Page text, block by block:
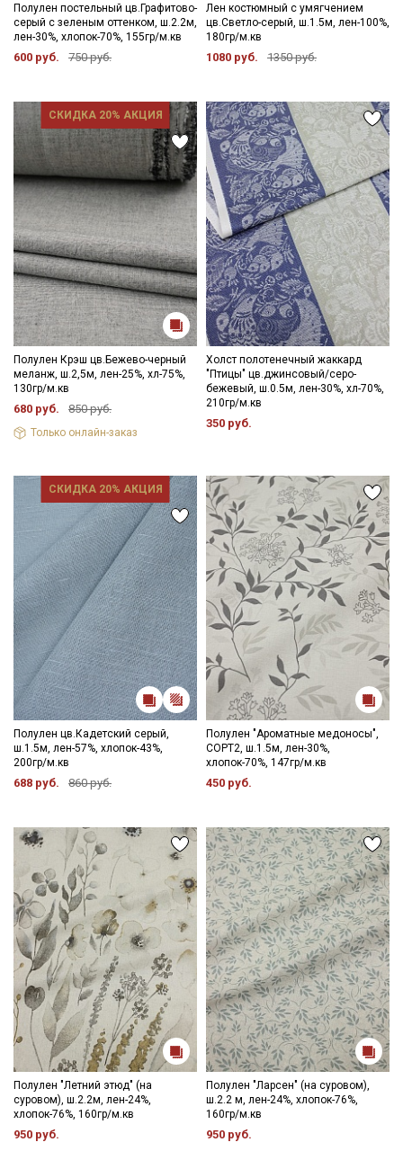
Полулен постельный цв.Графитово-
серый с зеленым оттенком, ш.2.2м,
лен-30%, хлопок-70%, 155гр/м.кв
600 руб. 750 руб.
Лен костюмный с умягчением
цв.Светло-серый, ш.1.5м, лен-100%,
180гр/м.кв
1080 руб. 1350 руб.
СКИДКА 20% АКЦИЯ
Полулен Крэш цв.Бежево-черный
меланж, ш.2,5м, лен-25%, хл-75%,
130гр/м.кв
680 руб. 850 руб.
Только онлайн-заказ
Холст полотенечный жаккард
"Птицы" цв.джинсовый/серо-
бежевый, ш.0.5м, лен-30%, хл-70%,
210гр/м.кв
350 руб.
СКИДКА 20% АКЦИЯ
Полулен цв.Кадетский серый,
ш.1.5м, лен-57%, хлопок-43%,
200гр/м.кв
688 руб. 860 руб.
Полулен "Ароматные медоносы",
СОРТ2, ш.1.5м, лен-30%,
хлопок-70%, 147гр/м.кв
450 руб.
Полулен "Летний этюд" (на
суровом), ш.2.2м, лен-24%,
хлопок-76%, 160гр/м.кв
950 руб.
Полулен "Ларсен" (на суровом),
ш.2.2 м, лен-24%, хлопок-76%,
160гр/м.кв
950 руб.